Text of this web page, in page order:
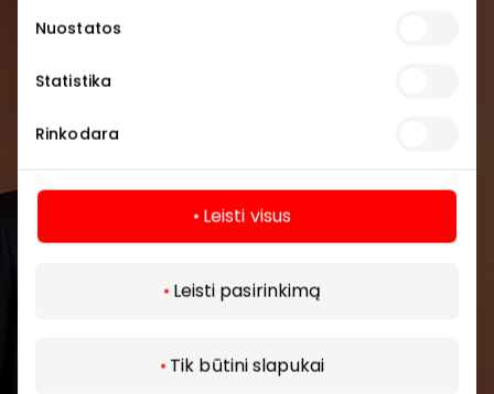
Nuostatos
Statistika
Rinkodara
Leisti visus
Leisti pasirinkimą
Tik būtini slapukai
Prisijunkite prie mūsų
renginius ir naujausią informaciją iš AKROPOLIS
Daugiau